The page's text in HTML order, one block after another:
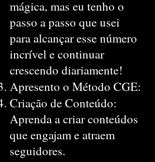
mágica, mas eu tenho o
passo a passo que usei
para alcançar esse número
incrível e continuar
crescendo diariamente!
Apresento o Método CGE:
Criação de Conteúdo:
Aprenda a criar conteúdos
que engajam e atraem
seguidores.